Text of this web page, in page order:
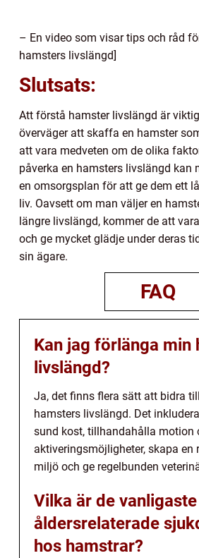
– En video som visar tips och råd
hamsters livslängd]
Slutsats:
Att förstå hamster livslängd är
överväger att skaffa en hamster
att vara medveten om de olika
påverka en hamsters livslängd kan
en omsorgsplan för att ge dem ett
liv. Oavsett om man väljer en
längre livslängd, kommer de att
och ge mycket glädje under deras
sin ägare.
FAQ
Kan jag förlänga min
livslängd?
Ja, det finns flera sätt att bidra
hamsters livslängd. Det
sund kost, tillhandahålla motion
aktiveringsmöjligheter, skapa en
miljö och ge regelbunden
Vilka är de vanligaste
åldersrelaterade
hos hamstrar?